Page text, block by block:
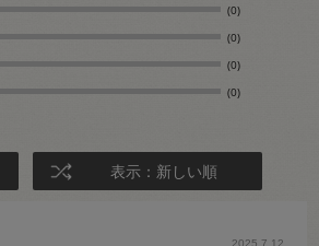
(0)
(0)
(0)
(0)
表示：新しい順
2025.7.12